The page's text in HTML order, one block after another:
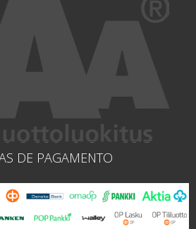
DE PAGAMENTO